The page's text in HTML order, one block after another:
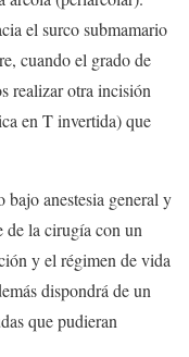
el surco submamario
cuando el grado de
realizar otra incisión
en T invertida) que
anestesia general y
de la cirugía con un
y el régimen de vida
dispondrá de un
que pudieran